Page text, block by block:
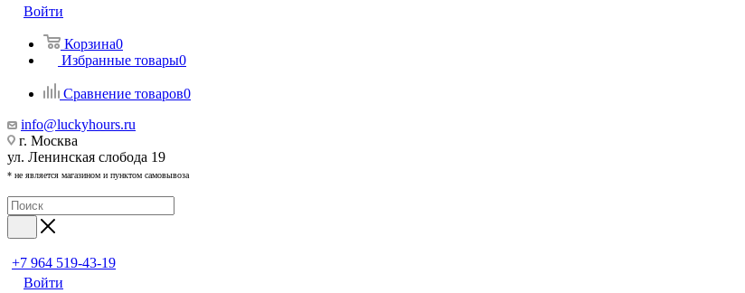
Войти
Корзина0
Избранные товары0
Сравнение товаров0
info@luckyhours.ru
г. Москва
ул. Ленинская слобода 19
* не является магазином и пунктом самовывоза
+7 964 519-43-19
Войти